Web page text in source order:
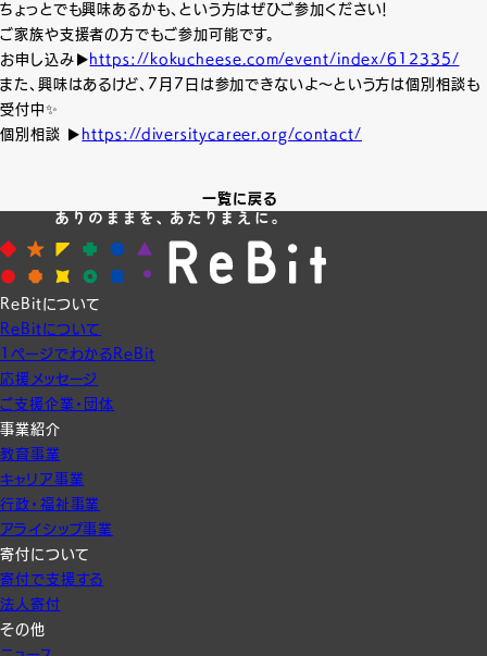
ちょっとでも興味あるかも、という方はぜひご参加ください！
ご家族や支援者の方でもご参加可能です。
お申し込み▶️ https://kokucheese.com/event/index/612335/
また、興味はあるけど、7月7日は参加できないよ〜という方は個別相談も
受付中✨
個別相談 ▶️️ https://diversitycareer.org/contact/
一覧に戻る
ReBitについて
ReBitについて
1ページでわかるReBit
応援メッセージ
ご支援企業・団体
事業紹介
教育事業
キャリア事業
行政・福祉事業
アライシップ事業
寄付について
寄付で支援する
法人寄付
その他